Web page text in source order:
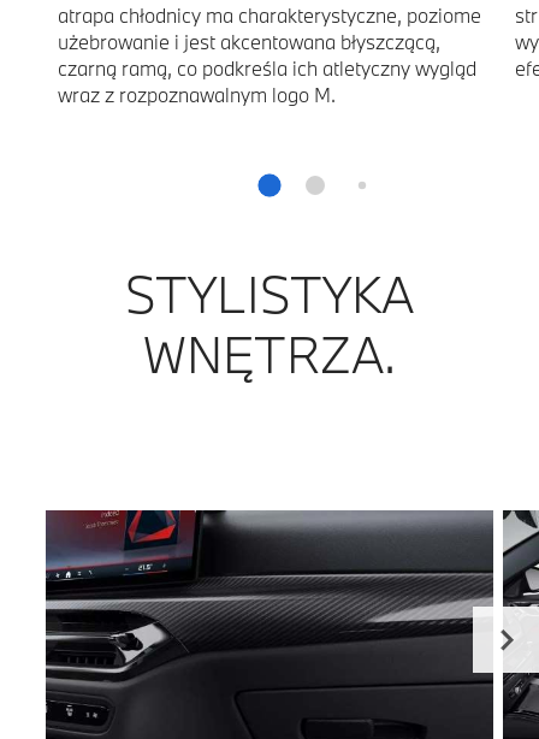
atrapa chłodnicy ma charakterystyczne, poziome
użebrowanie i jest akcentowana błyszczącą,
czarną ramą, co podkreśla ich atletyczny wygląd
wraz z rozpoznawalnym logo M.
STYLISTYKA
WNĘTRZA.